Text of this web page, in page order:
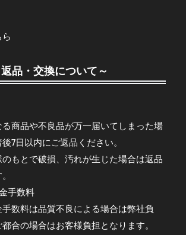
品・交換について～
る商品や不良品が万一届いてしまった場
7日以内にご返品ください。
もとで破損、汚れが生じた場合は返品
手数料
数料は品質不良による場合は弊社負
合の場合はお客様負担となります。